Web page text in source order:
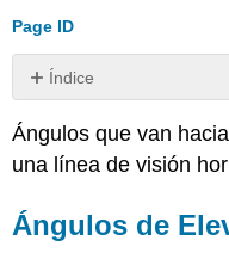
Page ID
Índice
de
Elevación
Ángulos
Ángulos que van
una línea de visión
Ángulos de